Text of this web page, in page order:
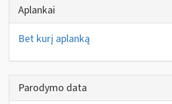
Aplankai
Bet kurį aplanką
Parodymo data